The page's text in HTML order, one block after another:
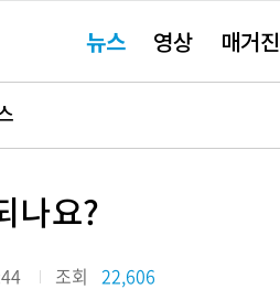
요뉴스 영상 매거진
나요?
조회 22,606